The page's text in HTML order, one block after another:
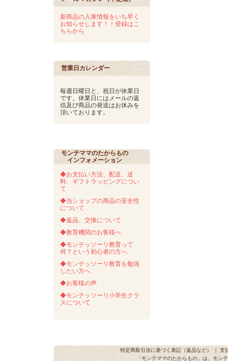
新商品の入庫情報をいち早く
お知らせします！！登録はこ
ちらから
営業日カレンダー
毎週日曜日と、祝日が休業日
です。休業日にはメールの返
信及び商品の発送はお休みを
頂いております。
モンテママのたからもの
インフォメーション
◆お支払い方法、配送、送
料、ギフトラッピングについ
て
◆当ショップの商品の安全性
について
◆返品、交換について
◆教育機関のお客様へ
◆モンテッソーリ教育って
何？という初心者の方へ
◆モンテッソーリ教育を勉強
したい方へ
◆お客様の声
◆モンテッソーリ小学生クラ
スについて
特定商取引法に基づく表記（返品など） ｜ 支
「モンテママのたからもの」は、モン